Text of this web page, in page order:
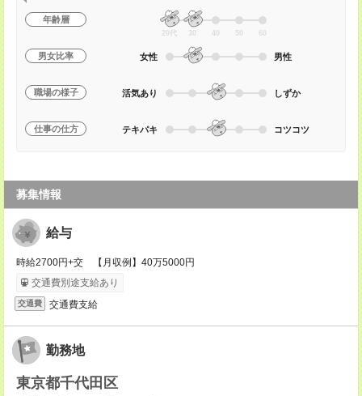
年齢層
20代 30 40 50 60
男女比率 女性 男性
職場の様子 活気あり しずか
仕事の仕方 テキパキ コツコツ
募集情報
給与
時給2700円+交 【月収例】40万5000円
交通費別途支給あり
交通費 交通費支給
勤務地
東京都千代田区